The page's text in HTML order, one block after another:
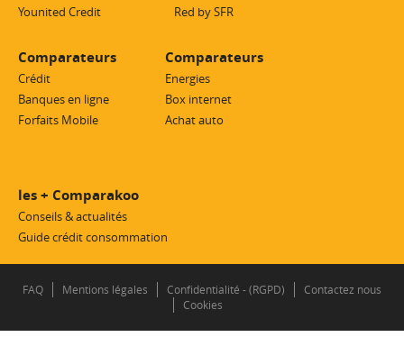
Younited Credit
Red by SFR
Comparateurs
Crédit
Banques en ligne
Forfaits Mobile
Comparateurs
Energies
Box internet
Achat auto
les + Comparakoo
Conseils & actualités
Guide crédit consommation
FAQ Mentions légales Confidentialité - (RGPD)
Contactez nous
Cookies